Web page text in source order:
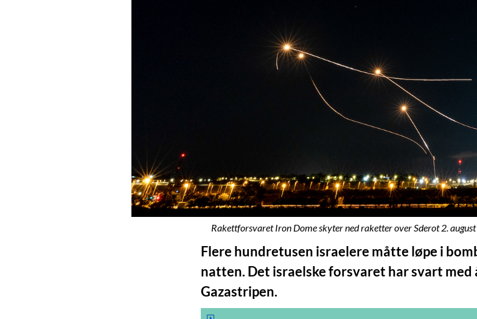
Rakettforsvaret Iron Dome skyter ned raketter over Sderot 2.
Flere hundretusen israelere måtte løpe i
natten. Det israelske forsvaret har svart med
Gazastripen.